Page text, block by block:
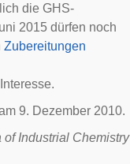
die GHS-
2015 dürfen noch
Zubereitungen
9. Dezember 2010.
Industrial Chemistry